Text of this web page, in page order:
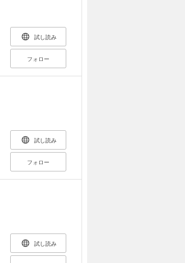
試し読み
フォロー
試し読み
フォロー
試し読み